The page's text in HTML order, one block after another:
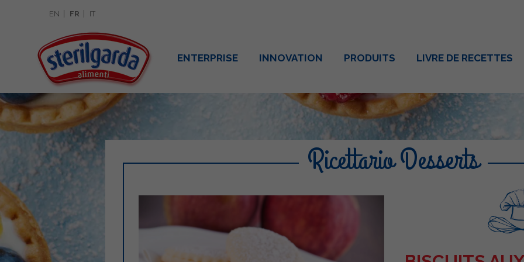
EN FR IT
ENTERPRISE INNOVATION PRODUITS LIVRE DE RECETTES
Ricettario Desserts